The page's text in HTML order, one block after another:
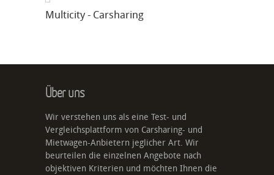
Multicity - Carsharing
Über uns
Wir verstehen uns als eine Test- und
Vergleichsplattform von Carsharing- und
Mietwagen-Anbietern jeglicher Art. Wir
beurteilen die einzelnen Angebote nach
objektiven Kriterien und möchten Ihnen die